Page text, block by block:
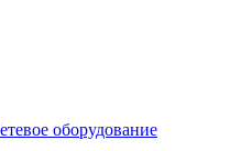
оборудование